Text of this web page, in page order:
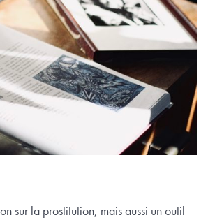
sur la prostitution, mais aussi un outil